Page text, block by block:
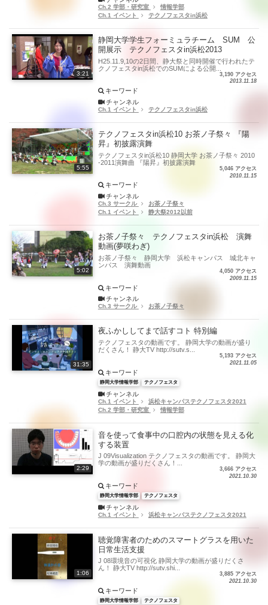
Ch.2 学部・研究室
情報学部
Ch.1 イベント
テクノフェスタin浜松
3:21
静岡大学学生フォーミュラチーム SUM 公
開展示 テクノフェスタin浜松2013
H25.11.9,10の2日間、静大祭と同時開催で行われたテ
クノフェスタin浜松でのSUMによる公開...
3,190 アクセス
2013.11.18
キーワード
チャンネル
Ch.1 イベント テクノフェスタin浜松
5:55
テクノフェスタin浜松10 お茶ノ子祭々 『陽
昇』初披露演舞
テクノフェスタin浜松10 静岡大学 お茶ノ子祭々 2010
-2011演舞曲 『陽昇』初披露演舞
5,046 アクセス
2010.11.15
キーワード
チャンネル
Ch.3 サークル
お茶ノ子祭々
Ch.1 イベント
静大祭2012以前
5:02
お茶ノ子祭々 テクノフェスタin浜松 演舞
動画(夢咲わぎ)
お茶ノ子祭々 静岡大学 浜松キャンパス 城北キャ
ンパス 演舞動画
4,050 アクセス
2009.11.15
キーワード
チャンネル
Ch.3 サークル お茶ノ子祭々
31:35
夜ふかししてまで話すコト 特別編
テクノフェスタの動画です。 静岡大学の動画が盛り
だくさん！ 静大TV http://sutv.s...
5,193 アクセス
2021.11.05
キーワード
静岡大学情報学部 テクノフェスタ
チャンネル
Ch.1 イベント
浜松キャンパステクノフェスタ2021
Ch.2 学部・研究室
情報学部
2:29
音を使って食事中の口腔内の状態を見える化
する装置
J 09Visualization テクノフェスタの動画です。 静岡大
学の動画が盛りだくさん！...
3,666 アクセス
2021.10.30
キーワード
静岡大学情報学部 テクノフェスタ
チャンネル
Ch.1 イベント 浜松キャンパステクノフェスタ2021
1:06
聴覚障害者のためのスマートグラスを用いた
日常生活支援
J 08環境音の可視化 静岡大学の動画が盛りだくさ
ん！ 静大TV http://sutv.shi...
3,885 アクセス
2021.10.30
キーワード
静岡大学情報学部 テクノフェスタ